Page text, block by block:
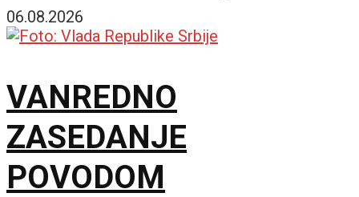
ističe sutra u ponoć
06.08.2026
VANREDNO
ZASEDANJE
POVODOM